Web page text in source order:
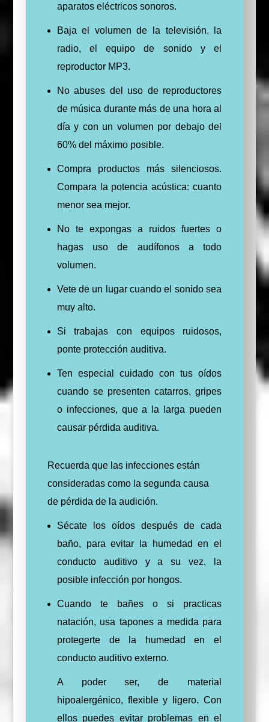
aparatos eléctricos sonoros.
Baja el volumen de la televisión, la
radio, el equipo de sonido y el
reproductor MP3.
No abuses del uso de reproductores
de música durante más de una hora al
día y con un volumen por debajo del
60% del máximo posible.
Compra productos más silenciosos.
Compara la potencia acústica: cuanto
menor sea mejor.
No te expongas a ruidos fuertes o
hagas uso de audífonos a todo
volumen.
Vete de un lugar cuando el sonido sea
muy alto.
Si trabajas con equipos ruidosos,
ponte protección auditiva.
Ten especial cuidado con tus oídos
cuando se presenten catarros, gripes
o infecciones, que a la larga pueden
causar pérdida auditiva.
Recuerda que las infecciones están
consideradas como la segunda causa
de pérdida de la audición.
Sécate los oídos después de cada
baño, para evitar la humedad en el
conducto auditivo y a su vez, la
posible infección por hongos.
Cuando te bañes o si practicas
natación, usa tapones a medida para
protegerte de la humedad en el
conducto auditivo externo.
A poder ser, de material
hipoalergénico, flexible y ligero. Con
ellos puedes evitar problemas en el